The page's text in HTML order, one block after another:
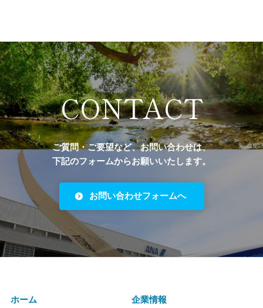
CONTACT
ご質問・ご要望など、お問い合わせは、
下記のフォームからお願いいたします。
お問い合わせフォームへ
ホーム
企業情報